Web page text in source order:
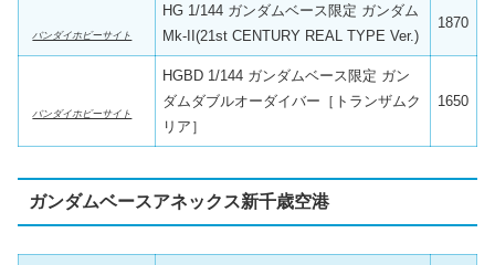
バンダイホビーサイト
HG 1/144 ガンダムベース限定 ガンダム
Mk-II(21st CENTURY REAL TYPE Ver.)
1870
バンダイホビーサイト
HGBD 1/144 ガンダムベース限定 ガン
ダムダブルオーダイバー［トランザムク
リア］
1650
ガンダムベースアネックス新千歳空港